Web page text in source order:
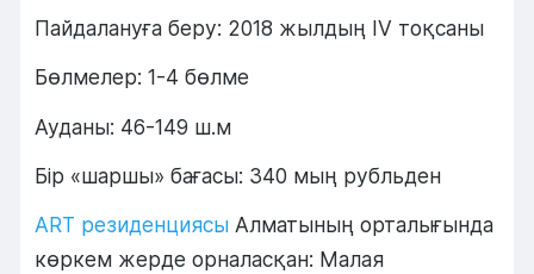
Пайдалануға беру: 2018 жылдың IV тоқсаны
Бөлмелер: 1-4 бөлме
Ауданы: 46-149 ш.м
Бір «шаршы» бағасы: 340 мың рубльден
ART резиденциясы Алматының орталығында
көркем жерде орналасқан: Малая